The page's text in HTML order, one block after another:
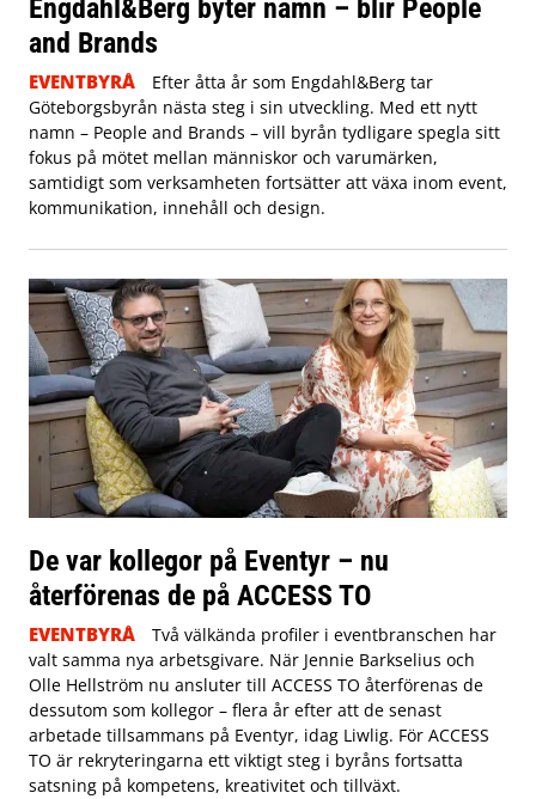
Engdahl&Berg byter namn – blir People
and Brands
EVENTBYRÅ
Efter åtta år som Engdahl&Berg tar
Göteborgsbyrån nästa steg i sin utveckling. Med ett nytt
namn – People and Brands – vill byrån tydligare spegla sitt
fokus på mötet mellan människor och varumärken,
samtidigt som verksamheten fortsätter att växa inom event,
kommunikation, innehåll och design.
De var kollegor på Eventyr – nu
återförenas de på ACCESS TO
EVENTBYRÅ
Två välkända profiler i eventbranschen har
valt samma nya arbetsgivare. När Jennie Barkselius och
Olle Hellström nu ansluter till ACCESS TO återförenas de
dessutom som kollegor – flera år efter att de senast
arbetade tillsammans på Eventyr, idag Liwlig. För ACCESS
TO är rekryteringarna ett viktigt steg i byråns fortsatta
satsning på kompetens, kreativitet och tillväxt.